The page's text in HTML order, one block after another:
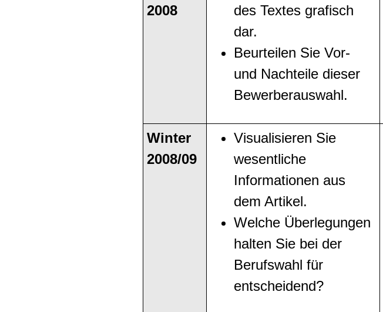
2008
des Textes grafisch
dar.
Beurteilen Sie Vor-
und Nachteile dieser
Bewerberauswahl.
Winter
2008/09
Visualisieren Sie
wesentliche
Informationen aus
dem Artikel.
Welche Überlegungen
halten Sie bei der
Berufswahl für
entscheidend?